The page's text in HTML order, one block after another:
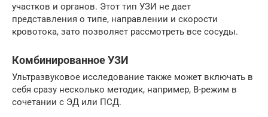
участков и органов. Этот тип УЗИ не дает
представления о типе, направлении и скорости
кровотока, зато позволяет рассмотреть все сосуды.
Комбинированное УЗИ
Ультразвуковое исследование также может включать в
себя сразу несколько методик, например, В-режим в
сочетании с ЭД или ПСД.